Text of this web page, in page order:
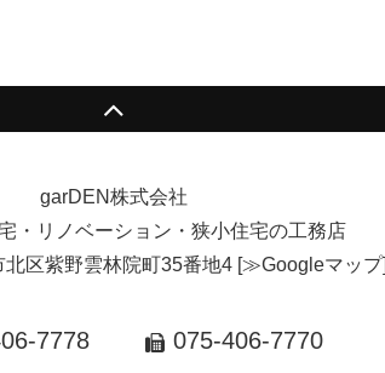
garDEN株式会社
・リノベーション・狭小住宅の工務店
区紫野雲林院町35番地4[≫Googleマップ]
7778 075-406-7770